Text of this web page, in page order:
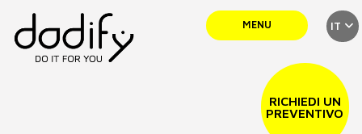
MENU IT
RICHIEDI UN
PREVENTIVO